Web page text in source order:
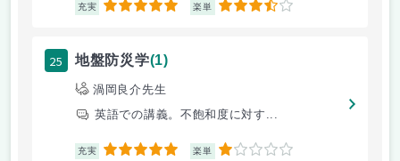
充実 5 楽単 3.5
25 地盤防災学(1)
渦岡良介先生
英語での講義。不飽和度に対す...
充実 5 楽単 1